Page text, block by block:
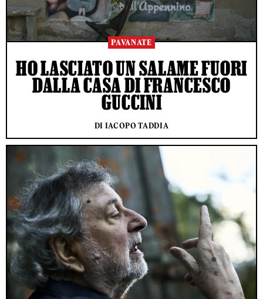
PAVANATE
HO LASCIATO UN SALAME FUORI
DALLA CASA DI FRANCESCO
GUCCINI
DI IACOPO TADDIA